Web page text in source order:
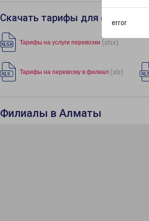
error
Скачать тарифы для филиала
Тарифы на услуги перевозки (xlsx)
Тарифы на перевозку в филиал (xls)
Филиалы в Алматы